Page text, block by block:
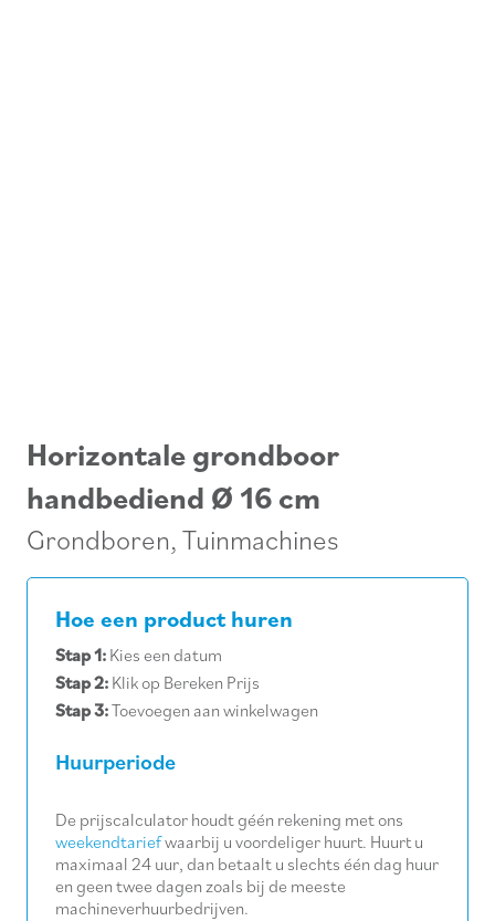
Horizontale grondboor
handbediend Ø 16 cm
Grondboren,Tuinmachines
Hoe een product huren
Stap 1: Kies een datum
Stap 2: Klik op Bereken Prijs
Stap 3:Toevoegen aan winkelwagen
Huurperiode
De prijscalculator houdt géén rekening met ons
weekendtariefwaarbij u voordeliger huurt. Huurt u
maximaal 24 uur, dan betaalt u slechts één dag huur
en geen twee dagen zoals bij de meeste
machineverhuurbedrijven.